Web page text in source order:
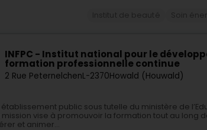
INFPC - Institut national pour le
formation professionnelle continue
2 Rue PeternelchenL-2370Howald (Houwald)
établissement public sous tutelle du ministère de
mission vise à promouvoir la formation tout au long
et animer...